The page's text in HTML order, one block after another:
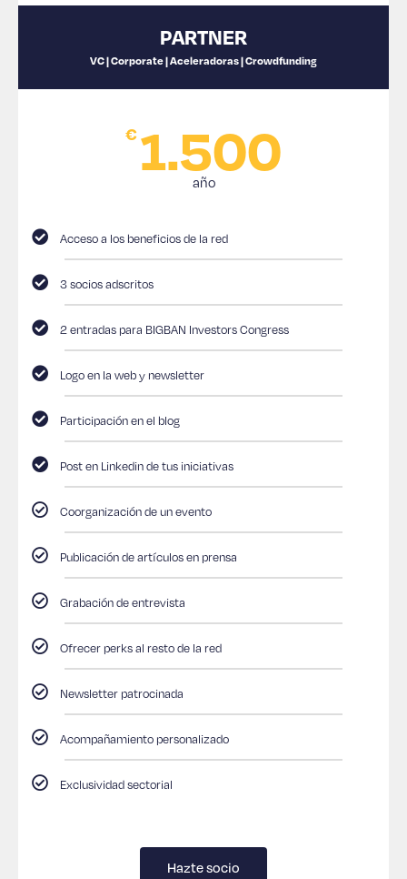
PARTNER
VC | Corporate | Aceleradoras | Crowdfunding
€1.500
año
Acceso a los beneficios de la red
3 socios adscritos
2 entradas para BIGBAN Investors Congress
Logo en la web y newsletter
Participación en el blog
Post en Linkedin de tus iniciativas
Coorganización de un evento
Publicación de artículos en prensa
Grabación de entrevista
Ofrecer perks al resto de la red
Newsletter patrocinada
Acompañamiento personalizado
Exclusividad sectorial
Hazte socio